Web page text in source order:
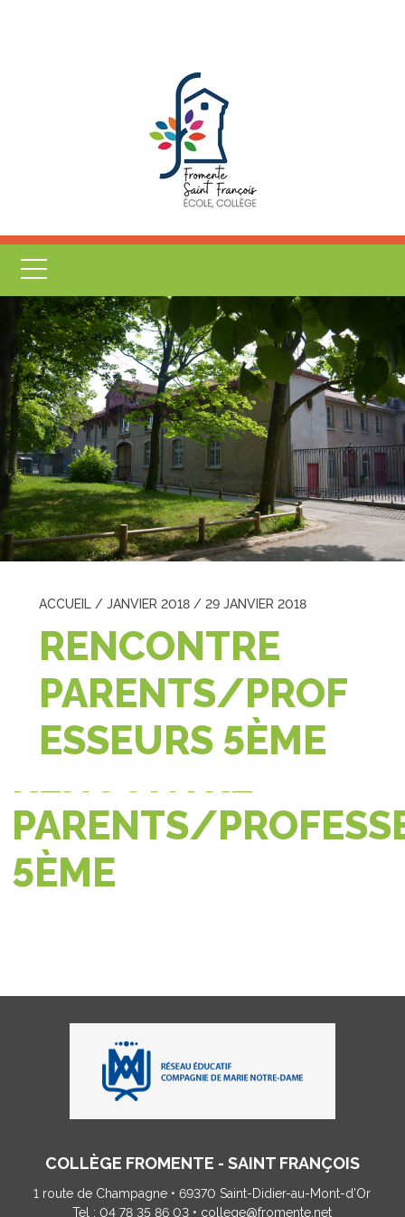
ACCUEIL /JANVIER 2018 /29 JANVIER 2018
RENCONTRE
PARENTS/PROF
ESSEURS 5ÈME
PARENTS/
5ÈME
COLLÈGE FROMENTE - SAINT FRANÇOIS
1 route de Champagne • 69370 Saint-Didier-au-Mont-d’Or
Tel : 04 78 35 86 03 • college@fromente.net